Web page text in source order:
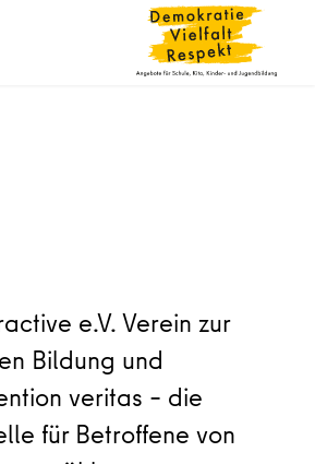
e.V. Verein zur
Bildung und
veritas – die
für Betroffene von